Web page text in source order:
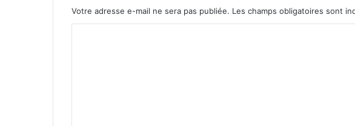
Votre adresse e-mail ne sera pas publiée. Les champs obligatoires sont